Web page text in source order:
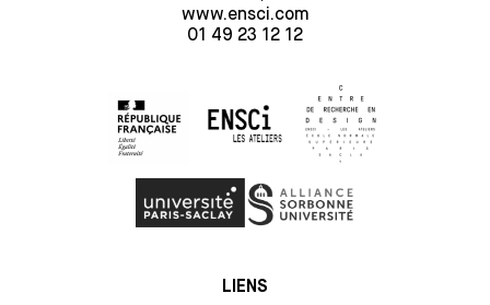
www.ensci.com
01 49 23 12 12
LIENS